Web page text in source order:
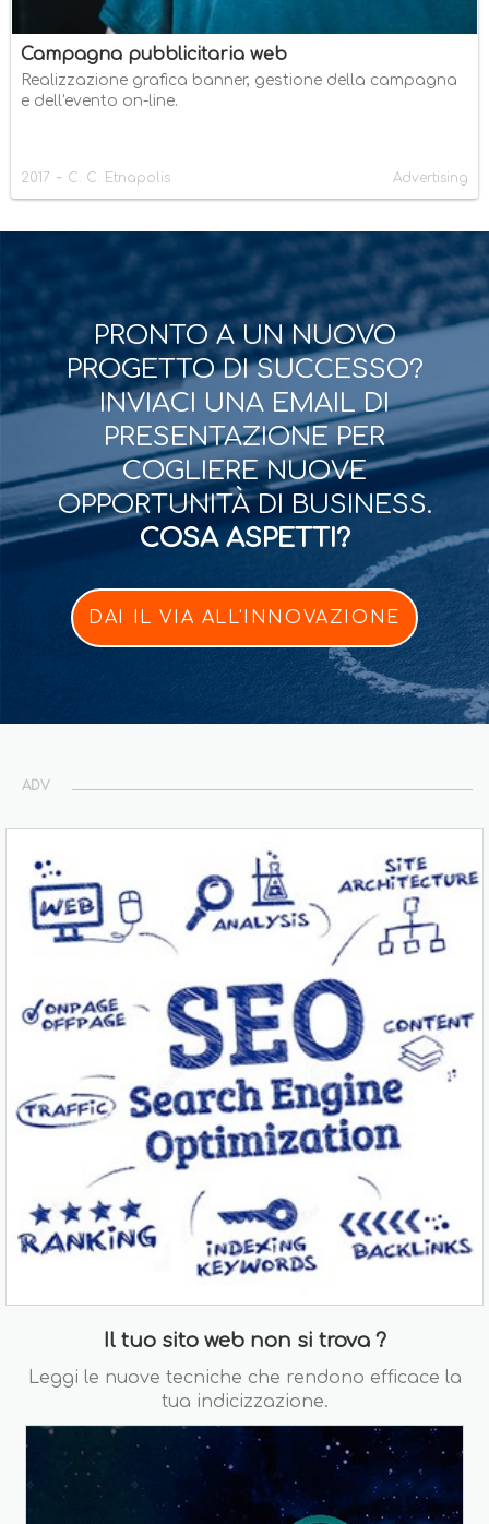
Campagna pubblicitaria web
Realizzazione grafica banner, gestione della campagna
e dell'evento on-line.
2017 - C. C. Etnapolis Advertising
PRONTO A UN NUOVO
PROGETTO DI SUCCESSO?
INVIACI UNA EMAIL DI
PRESENTAZIONE PER
COGLIERE NUOVE
OPPORTUNITÀ DI BUSINESS.
COSA ASPETTI?
DAI IL VIA ALL'INNOVAZIONE
ADV
Il tuo sito web non si trova ?
Leggi le nuove tecniche che rendono efficace la
tua indicizzazione.